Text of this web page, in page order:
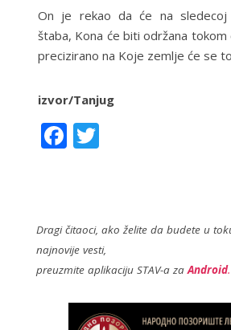
On je rekao da će na sledecoj
štaba, Kona će biti održana
precizirano na Koje zemlje će se
izvor/Tanjug
F
o
o
T
Dragi čitaoci, ako želite da budete u
najnovije vesti,
preuzmite aplikaciju STAV-a za Android.